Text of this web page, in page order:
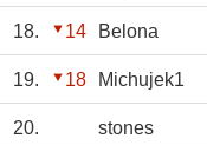
18. 14 Belona
19. 18 Michujek1
20. stones